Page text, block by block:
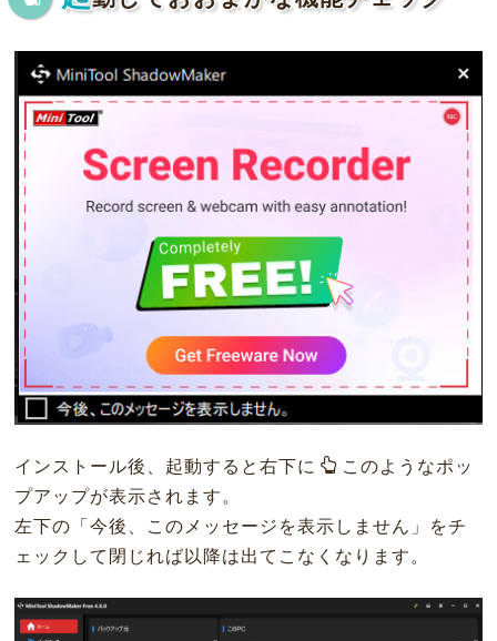
インストール後、起動すると右下に
このようなポッ
プアップが表示されます。
左下の「今後、このメッセージを表示しません」をチ
ェックして閉じれば以降は出てこなくなります。